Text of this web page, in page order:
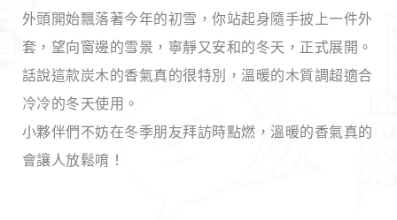
外頭開始飄落著今年的初雪，你站起身隨手披上一件外
套，望向窗邊的雪景，寧靜又安和的冬天，正式展開。
話說這款炭木的香氣真的很特別，溫暖的木質調超適合
冷冷的冬天使用。
小夥伴們不妨在冬季朋友拜訪時點燃，溫暖的香氣真的
會讓人放鬆唷！